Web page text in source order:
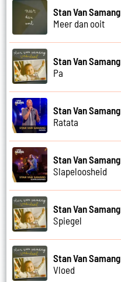
Stan Van Samang
Meer dan ooit
Stan Van Samang
Pa
Stan Van Samang
Ratata
Stan Van Samang
Slapeloosheid
Stan Van Samang
Spiegel
Stan Van Samang
Vloed